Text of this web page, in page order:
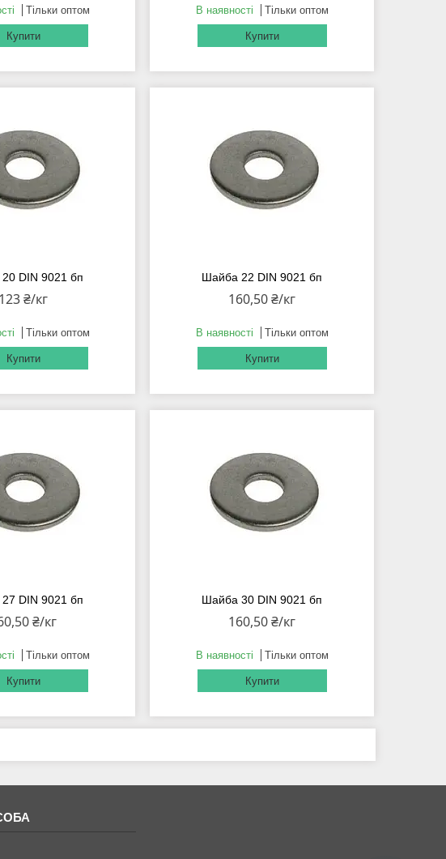
Тільки оптом
Купити
В наявності Тільки оптом
Купити
DIN 9021 бп
123 ₴/кг
Тільки оптом
Купити
Шайба 22 DIN 9021 бп
160,50 ₴/кг
В наявності Тільки оптом
Купити
DIN 9021 бп
₴/кг
Тільки оптом
Купити
Шайба 30 DIN 9021 бп
160,50 ₴/кг
В наявності Тільки оптом
Купити